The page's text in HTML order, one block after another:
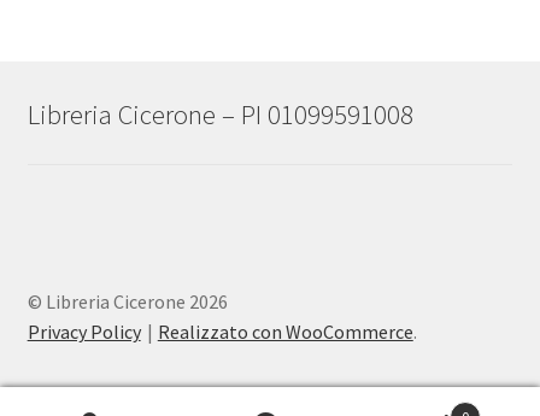
Libreria Cicerone – PI 01099591008
© Libreria Cicerone 2026
Privacy Policy
Realizzato con WooCommerce.